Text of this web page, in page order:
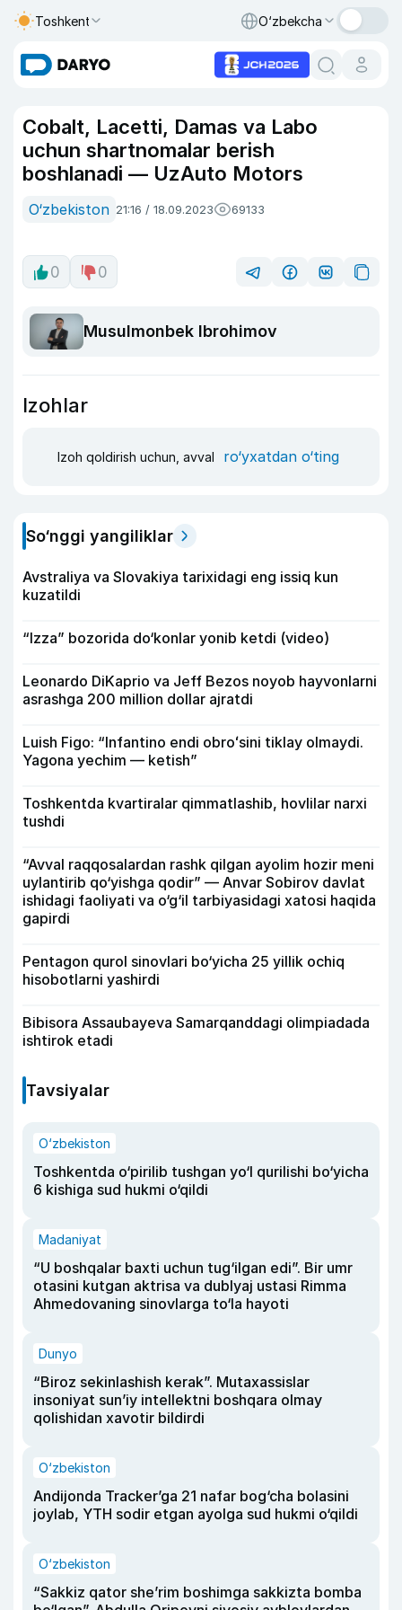
Toshkent O‘zbekcha
Cobalt, Lacetti, Damas va Labo
uchun shartnomalar berish
boshlanadi — UzAuto Motors
O‘zbekiston 21:16 / 18.09.2023 69133
0 0
Musulmonbek Ibrohimov
Izohlar
Izoh qoldirish uchun, avval ro‘yxatdan o‘ting
So‘nggi yangiliklar
Avstraliya va Slovakiya tarixidagi eng issiq kun
kuzatildi
“Izza” bozorida do‘konlar yonib ketdi (video)
Leonardo DiKaprio va Jeff Bezos noyob hayvonlarni
asrashga 200 million dollar ajratdi
Luish Figo: “Infantino endi obroʻsini tiklay olmaydi.
Yagona yechim — ketish”
Toshkentda kvartiralar qimmatlashib, hovlilar narxi
tushdi
“Avval raqqosalardan rashk qilgan ayolim hozir meni
uylantirib qo‘yishga qodir” — Anvar Sobirov davlat
ishidagi faoliyati va o‘g‘il tarbiyasidagi xatosi haqida
gapirdi
Pentagon qurol sinovlari bo‘yicha 25 yillik ochiq
hisobotlarni yashirdi
Bibisora Assaubayeva Samarqanddagi olimpiadada
ishtirok etadi
Tavsiyalar
O‘zbekiston
Toshkentda o‘pirilib tushgan yo‘l qurilishi bo‘yicha
6 kishiga sud hukmi o‘qildi
Madaniyat
“U boshqalar baxti uchun tug‘ilgan edi”. Bir umr
otasini kutgan aktrisa va dublyaj ustasi Rimma
Ahmedovaning sinovlarga to‘la hayoti
Dunyo
“Biroz sekinlashish kerak”. Mutaxassislar
insoniyat sun’iy intellektni boshqara olmay
qolishidan xavotir bildirdi
O‘zbekiston
Andijonda Tracker’ga 21 nafar bog‘cha bolasini
joylab, YTH sodir etgan ayolga sud hukmi o‘qildi
O‘zbekiston
“Sakkiz qator she’rim boshimga sakkizta bomba